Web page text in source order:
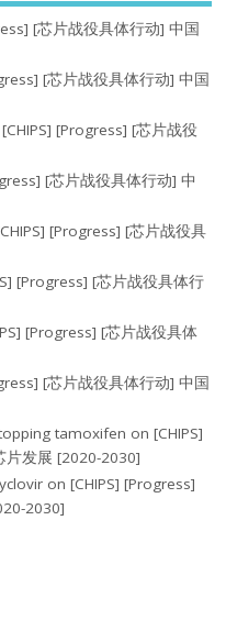
[芯片战役具体行动] 中国
[芯片战役具体行动] 中国
[CHIPS] [Progress] [芯片战役
[芯片战役具体行动] 中
[Progress] [芯片战役具
[Progress] [芯片战役具体行
[Progress] [芯片战役具体
[芯片战役具体行动] 中国
tamoxifen on[CHIPS]
片发展 [2020-2030]
on[CHIPS] [Progress]
2030]